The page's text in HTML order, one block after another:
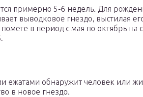
примерно 5-6 недель. Для
выводковое гнездо, выстилая
в период с мая по октябрь на
ежатами обнаружит человек или
в новое гнездо.